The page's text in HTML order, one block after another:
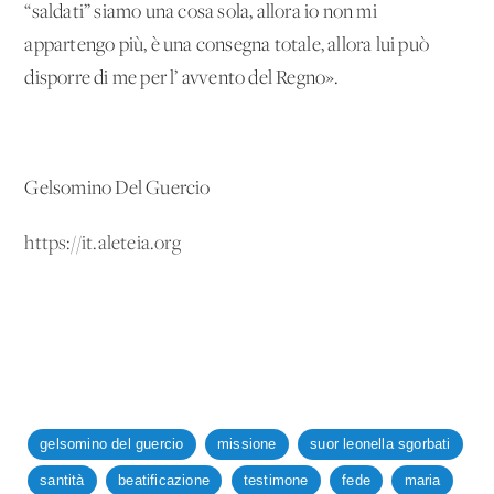
“saldati” siamo una cosa sola, allora io non mi
appartengo più, è una consegna totale, allora lui può
disporre di me per l’ avvento del Regno».
Gelsomino Del Guercio
https://it.aleteia.org
gelsomino del guercio missione suor leonella sgorbati
santità beatificazione testimone fede maria